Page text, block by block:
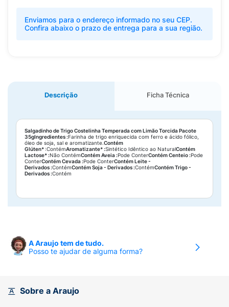
Enviamos para o endereço informado no seu CEP.
Confira abaixo o prazo de entrega para a sua região.
Descrição Ficha Técnica
Salgadinho de Trigo Costelinha Temperada com Limão Torcida Pacote
35gIngredientes :Farinha de trigo enriquecida com ferro e ácido fólico,
óleo de soja, sal e aromatizante.Contém
Glúten*:ContémAromatizante* :Sintético Idêntico ao NaturalContém
Lactose* :Não ContémContém Aveia :Pode ConterContém Centeio :Pode
ConterContém Cevada :Pode ConterContém Leite -
Derivados :ContémContém Soja - Derivados :ContémContém Trigo -
Derivados :Contém
A Araujo tem de tudo.
Posso te ajudar de alguma forma?
Sobre a Araujo